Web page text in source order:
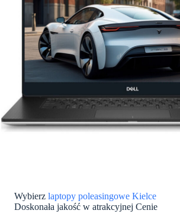
Wybierz laptopy poleasingowe Kielce
Doskonała jakość w atrakcyjnej Cenie